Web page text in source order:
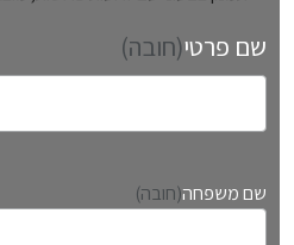
שם פרטי(חובה)
פ
שם משפחה(חובה)